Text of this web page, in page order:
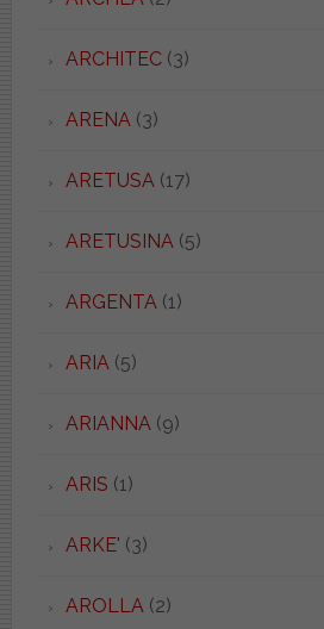
ARCHITEC(3)
ARENA (3)
ARETUSA (17)
ARETUSINA (5)
ARGENTA (1)
ARIA (5)
ARIANNA (9)
ARIS (1)
ARKE' (3)
AROLLA (2)